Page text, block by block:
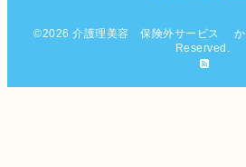
©2026介護理美容 保険外サービス か
Reserved.